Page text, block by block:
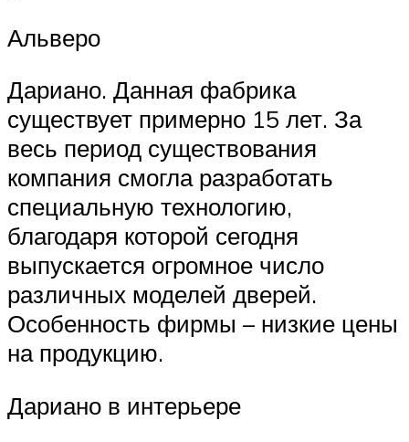
Альверо
Дариано. Данная фабрика
существует примерно 15 лет. За
весь период существования
компания смогла разработать
специальную технологию,
благодаря которой сегодня
выпускается огромное число
различных моделей дверей.
Особенность фирмы – низкие цены
на продукцию.
Дариано в интерьере